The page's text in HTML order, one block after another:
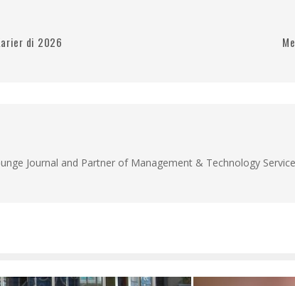
di 2026
Journal and Partner of Management & Technology